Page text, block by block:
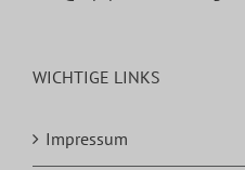
WICHTIGE LINKS
Impressum